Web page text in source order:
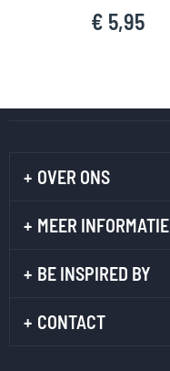
€ 5,95
OVER ONS
MEER INFORMATIE
BE INSPIRED BY
CONTACT